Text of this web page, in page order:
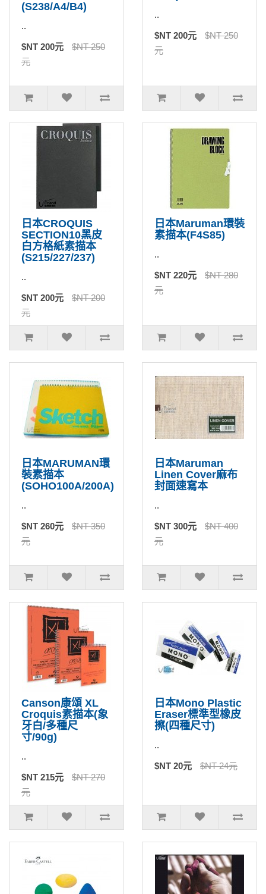
(S238/A4/B4)
..
$NT 200元
$NT 250
元
..
$NT 200元
$NT 250
元
日本CROQUIS
SECTION10黑皮
白方格紙素描本
(S215/227/237)
..
$NT 200元
$NT 200
元
日本Maruman環裝
素描本(F4S85)
..
$NT 220元
$NT 280
元
日本MARUMAN環
裝素描本
(SOHO100A/200A)
..
$NT 260元
$NT 350
元
日本Maruman
Linen Cover麻布
封面速寫本
..
$NT 300元
$NT 400
元
Canson康頌 XL
Croquis素描本(象
牙白/多種尺
寸/90g)
..
$NT 215元
$NT 270
元
日本Mono Plastic
Eraser標準型橡皮
擦(四種尺寸)
..
$NT 20元 $NT 24元